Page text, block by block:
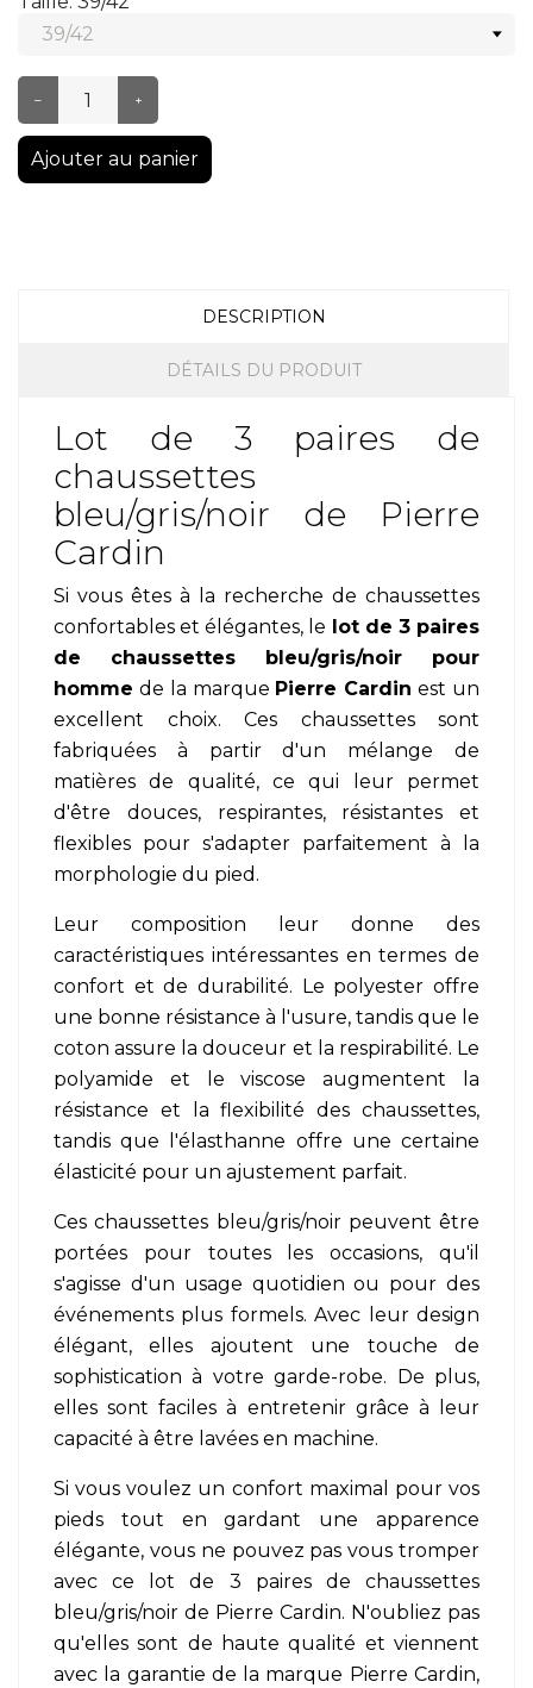
– +
Ajouter au panier
DESCRIPTION
DÉTAILS DU PRODUIT
Lot de 3 paires de
chaussettes
bleu/gris/noir de Pierre
Cardin
Si vous êtes à la recherche de chaussettes
confortables et élégantes, le
lot de 3 paires
de chaussettes bleu/gris/noir pour
homme de la marque Pierre Cardin est un
excellent choix. Ces chaussettes sont
fabriquées à partir d'un mélange de
matières de qualité, ce qui leur permet
d'être douces, respirantes, résistantes et
flexibles pour s'adapter parfaitement à la
morphologie du pied.
Leur composition leur donne des
caractéristiques intéressantes en termes de
confort et de durabilité. Le polyester offre
une bonne résistance à l'usure, tandis que le
coton assure la douceur et la respirabilité. Le
polyamide et le viscose augmentent la
résistance et la flexibilité des chaussettes,
tandis que l'élasthanne offre une certaine
élasticité pour un ajustement parfait.
Ces chaussettes bleu/gris/noir peuvent être
portées pour toutes les occasions, qu'il
s'agisse d'un usage quotidien ou pour des
événements plus formels. Avec leur design
élégant, elles ajoutent une touche de
sophistication à votre garde-robe. De plus,
elles sont faciles à entretenir grâce à leur
capacité à être lavées en machine.
Si vous voulez un confort maximal pour vos
pieds tout en gardant une apparence
élégante, vous ne pouvez pas vous tromper
avec ce lot de 3 paires de chaussettes
bleu/gris/noir de Pierre Cardin. N'oubliez pas
qu'elles sont de haute qualité et viennent
avec la garantie de la marque Pierre Cardin,